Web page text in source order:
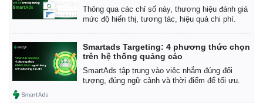
Thông qua các chỉ số này, thương hiệu đánh giá
mức độ hiển thị, tương tác, hiệu quả chi phí.
Smartads Targeting: 4 phương thức chọn
trên hệ thống quảng cáo
SmartAds tập trung vào việc nhắm đúng đối
tượng, đúng ngữ cảnh và thời điểm để tối ưu.